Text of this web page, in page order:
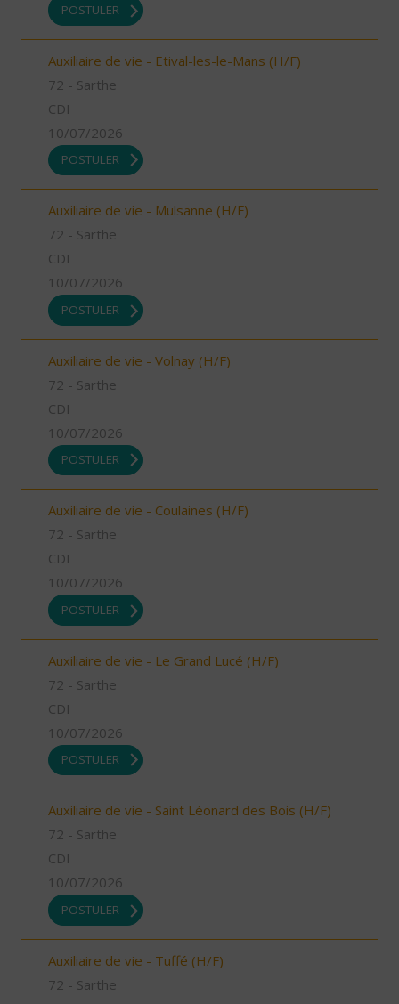
POSTULER
Auxiliaire de vie - Etival-les-le-Mans (H/F)
72 - Sarthe
CDI
10/07/2026
POSTULER
Auxiliaire de vie - Mulsanne (H/F)
72 - Sarthe
CDI
10/07/2026
POSTULER
Auxiliaire de vie - Volnay (H/F)
72 - Sarthe
CDI
10/07/2026
POSTULER
Auxiliaire de vie - Coulaines (H/F)
72 - Sarthe
CDI
10/07/2026
POSTULER
Auxiliaire de vie - Le Grand Lucé (H/F)
72 - Sarthe
CDI
10/07/2026
POSTULER
Auxiliaire de vie - Saint Léonard des Bois (H/F)
72 - Sarthe
CDI
10/07/2026
POSTULER
Auxiliaire de vie - Tuffé (H/F)
72 - Sarthe